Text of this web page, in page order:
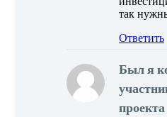
так
Ответить
Был я
проекта